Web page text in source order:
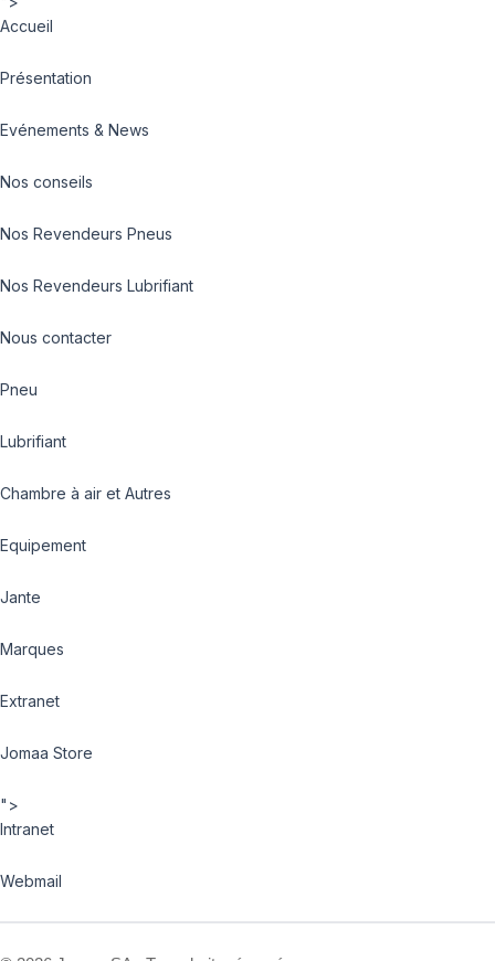
Accueil
Présentation
Evénements & News
Nos conseils
Nos Revendeurs Pneus
Nos Revendeurs Lubrifiant
Nous contacter
Pneu
Lubrifiant
Chambre à air et Autres
Equipement
Jante
Marques
Extranet
Jomaa Store
">
Intranet
Webmail